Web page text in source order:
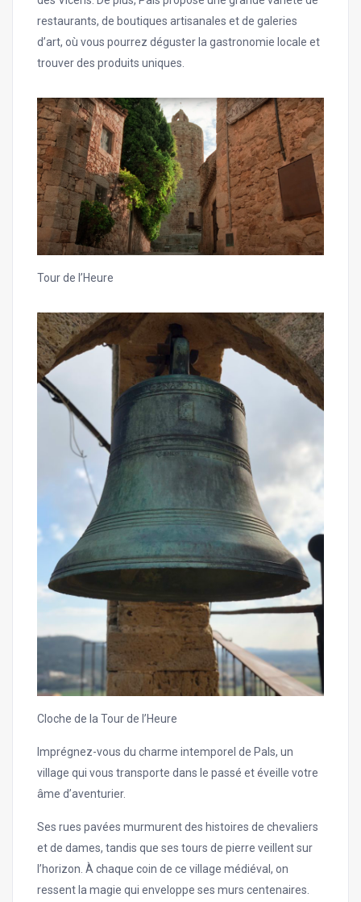
restaurants, de boutiques artisanales et de galeries
d’art, où vous pourrez déguster la gastronomie locale et
trouver des produits uniques.
Tour de l’Heure
Cloche de la Tour de l’Heure
Imprégnez-vous du charme intemporel de Pals, un
village qui vous transporte dans le passé et éveille votre
âme d’aventurier.
Ses rues pavées murmurent des histoires de chevaliers
et de dames, tandis que ses tours de pierre veillent sur
l’horizon. À chaque coin de ce village médiéval, on
ressent la magie qui enveloppe ses murs centenaires.